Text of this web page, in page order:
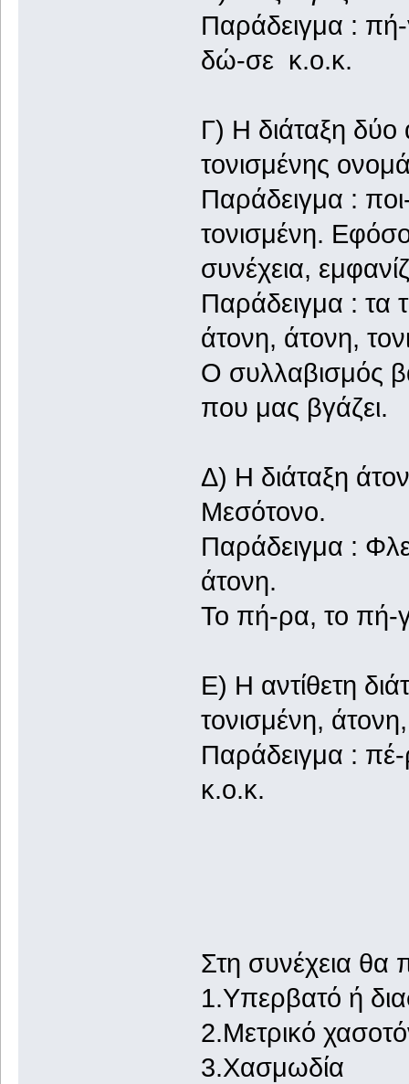
Παράδειγμα :
δώ-σε κ.ο.κ.
Γ) Η διάταξη
τονισμένης
Παράδειγμα :
τονισμένη.
συνέχεια,
Παράδειγμα :
άτονη, άτονη,
Ο συλλαβισμός
που μας βγάζει.
Δ) Η διάταξη
Μεσότονο.
Παράδειγμα :
άτονη.
Το πή-ρα, το πή-
Ε) Η αντίθετη
τονισμένη,
Παράδειγμα :
κ.ο.κ.
Στη συνέχεια θα
1.Υπερβατό ή
2.Μετρικό
3.Χασμωδία